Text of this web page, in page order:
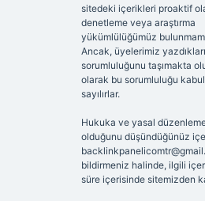
sitedeki içerikleri proaktif
denetleme veya araştırma
yükümlülüğümüz
Ancak, üyelerimiz
sorumluluğunu taşımakta
olarak bu sorumluluğu
sayılırlar.
Hukuka ve yasal
olduğunu düşündüğünüz
bildirmeniz halinde, ilgili
süre içerisinde sitemizden